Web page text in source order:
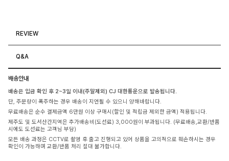
REVIEW
Q&A
배송안내
배송은 입금 확인 후 2~3일 이내(주말제외) CJ 대한통운으로 발송됩니다.
단, 주문량이 폭주하는 경우 배송이 지연될 수 있으니 양해바랍니다.
무료배송은 순수 결제금액 6만원 이상 구매시(할인 및 적립금 제외한 금액) 적용됩니다.
제주도 및 도서산간지역은 추가배송비(도선료) 3,000원이 부과됩니다. (무료배송,교환/반품
시에도 도선료는 고객님 부담)
모든 배송 과정은 CCTV로 촬영 후 출고 진행되고 있어 상품을 고의적으로 훼손하시는 경우
확인이 가능하며 교환/반품 처리 절대 불가합니다.